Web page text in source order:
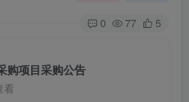
0 77 5
购项目采购公告
看